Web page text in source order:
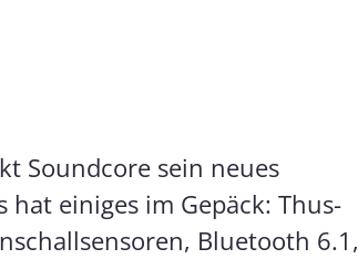
Soundcore sein neues
einiges im Gepäck: Thus-
Bluetooth 6.1,